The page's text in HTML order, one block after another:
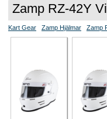
Zamp RZ-42Y
Kart Gear Zamp Hjälmar Zamp